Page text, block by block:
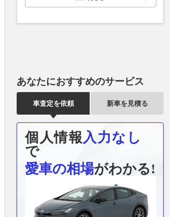
あなたにおすすめのサービス
車査定を依頼 新車を見積る
個人情報 入力なし
で
愛車の相場がわかる!